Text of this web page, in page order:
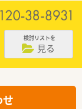
検討リストを
見る